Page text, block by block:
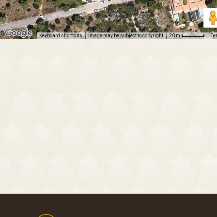
Keyboard shortcuts Image may be subject to copyright 20 m